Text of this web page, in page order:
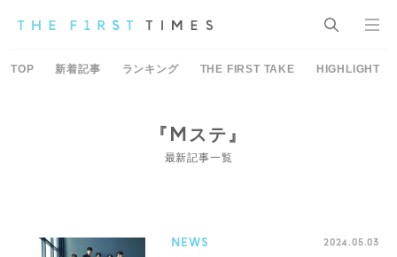
TOP 新着記事 ランキング THE FIRST TAKE HIGHLIGHT
『Mステ』
最新記事一覧
NEWS 2024.05.03